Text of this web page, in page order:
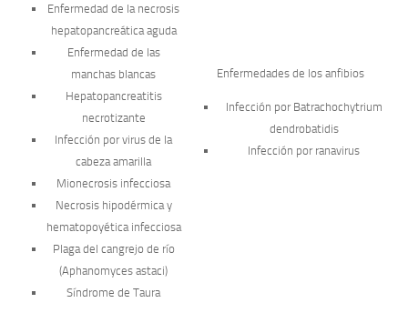
Enfermedad de la necrosis
hepatopancreática aguda
Enfermedad de las
manchas blancas
Hepatopancreatitis
necrotizante
Infección por virus de la
cabeza amarilla
Mionecrosis infecciosa
Necrosis hipodérmica y
hematopoyética infecciosa
Plaga del cangrejo de río
(Aphanomyces astaci)
Síndrome de Taura
Enfermedades de los anfibios
Infección por Batrachochytrium
dendrobatidis
Infección por ranavirus